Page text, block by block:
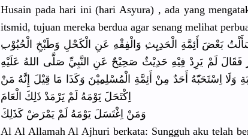
Husain pada hari ini (hari Asyura) , ada yang
itsmid, tujuan mereka berdua agar senang melihat
بَعْضَ أَئِمَّةِ الْحَدِيِث ِ وَالْفِقْه ِ عَنِ الْكَحْلِ وَطَبْخِ الْحُبُوْب
ِ فَقَالَ لَمْ يَرِدْ فِيْهِ حَدِيْثٌ صَحِيْحٌ عَنِ النَّبِيِّ صَلَّى اللهُ عَلَيْهِ
ةِ وَلَا اِسْتَحَبَّهُ أَحَدٌ مِنْ أَئِمَّةِ الْمُسْلِمِيْنَ وَكَذَا مَا قِيْلَ إِنَّهُ مَنْ
اِكْتَحَلَ يَوْمَهُ لَمْ يَرْمَدْ ذَلِكَ الْعَامَ
وَمَنْ اِغْتَسَلَ يَوْمَهُ لَمْ يَمْرَضْ كَذَلِكَ
Al Al Allamah Al Ajhuri berkata: Sungguh aku telah